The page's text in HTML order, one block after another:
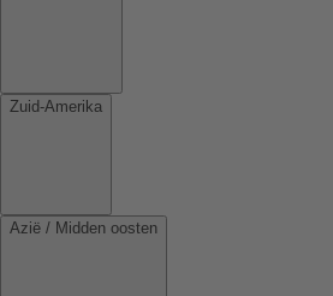
Zuid-Amerika
Azië / Midden oosten